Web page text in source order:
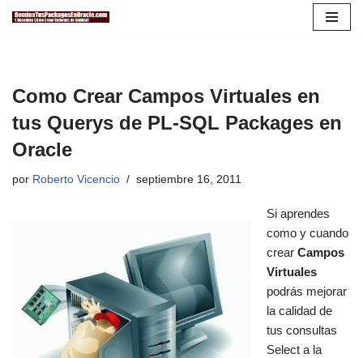
Como Crear Campos Virtuales en
tus Querys de PL-SQL Packages en
Oracle
por Roberto Vicencio septiembre 16, 2011
Si aprendes
como y cuando
crear Campos
Virtuales
podrás mejorar
la calidad de
tus consultas
Select a la